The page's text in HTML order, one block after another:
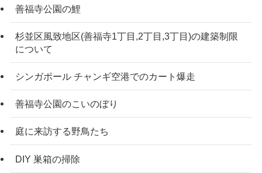
善福寺公園の鯉
杉並区風致地区(善福寺1丁目,2丁目,3丁目)の建築制限
について
シンガポール チャンギ空港でのカート爆走
善福寺公園のこいのぼり
庭に来訪する野鳥たち
DIY 巣箱の掃除